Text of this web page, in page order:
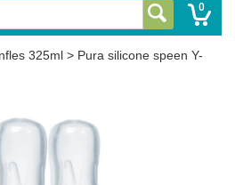
0
325ml > Pura silicone speen Y-